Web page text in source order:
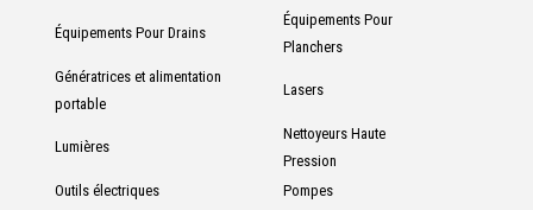
Équipements Pour Drains
Équipements Pour
Planchers
Génératrices et alimentation
portable
Lasers
Lumières
Nettoyeurs Haute
Pression
Outils électriques
Pompes